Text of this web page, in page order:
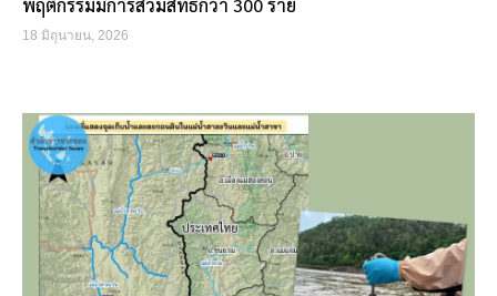
พฤติกรรมมีการสวมสิทธิกว่า 300 ราย
18 มิถุนายน, 2026